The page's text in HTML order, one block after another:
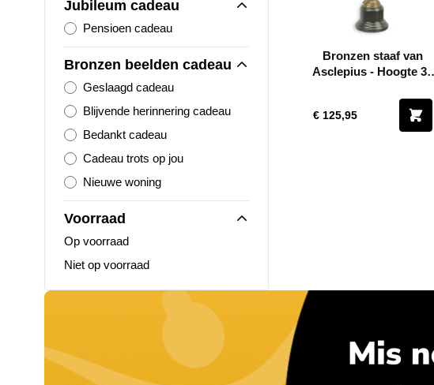
Jubileum cadeau
Pensioen cadeau
Bronzen beelden cadeau
Geslaagd cadeau
Blijvende herinnering cadeau
Bedankt cadeau
Cadeau trots op jou
Nieuwe woning
Voorraad
Op voorraad
Niet op voorraad
Bronzen staaf van
Asclepius - Hoogte 38
€ 125,95